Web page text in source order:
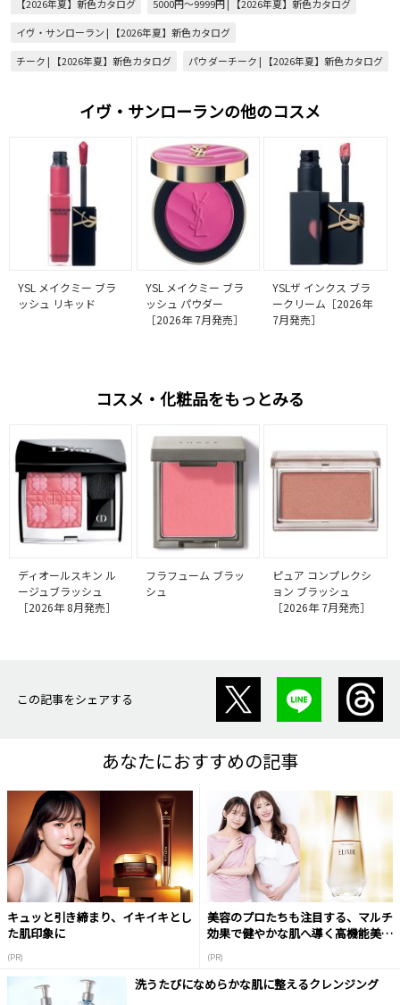
【2026年夏】新色カタログ
5000円～9999円 | 【2026年夏】新色カタログ
イヴ・サンローラン | 【2026年夏】新色カタログ
チーク | 【2026年夏】新色カタログ
パウダーチーク | 【2026年夏】新色カタログ
イヴ・サンローランの他のコスメ
YSL メイクミー ブラ
ッシュ リキッド
YSL メイクミー ブラ
ッシュ パウダー
［2026年 7月発売］
YSLザ インクス ブラ
ークリーム［2026年
7月発売］
コスメ・化粧品をもっとみる
ディオールスキン ル
ージュブラッシュ
［2026年 8月発売］
フラフューム ブラッ
シュ
ピュア コンプレクシ
ョン ブラッシュ
［2026年 7月発売］
この記事をシェアする
あなたにおすすめの記事
キュッと引き締まり、イキイキとし
た肌印象に
(PR)
美容のプロたちも注目する、マルチ
効果で健やかな肌へ導く高機能美容
(PR)
洗うたびになめらかな肌に整えるクレンジング